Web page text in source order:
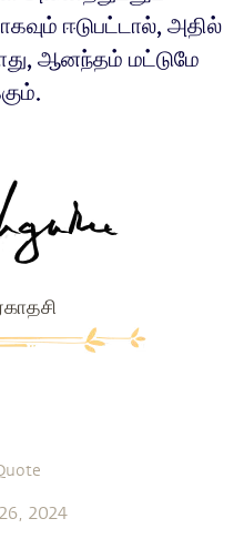
ஈடுபட்டால், அதில்
ஆனந்தம் மட்டுமே
2024